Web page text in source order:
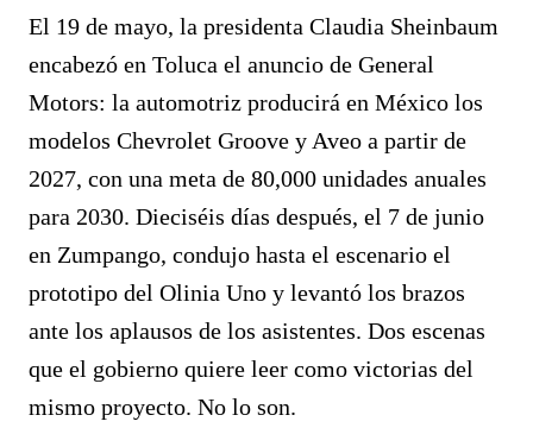
El 19 de mayo, la presidenta Claudia Sheinbaum
encabezó en Toluca el anuncio de General
Motors: la automotriz producirá en México los
modelos Chevrolet Groove y Aveo a partir de
2027, con una meta de 80,000 unidades anuales
para 2030. Dieciséis días después, el 7 de junio
en Zumpango, condujo hasta el escenario el
prototipo del Olinia Uno y levantó los brazos
ante los aplausos de los asistentes. Dos escenas
que el gobierno quiere leer como victorias del
mismo proyecto. No lo son.